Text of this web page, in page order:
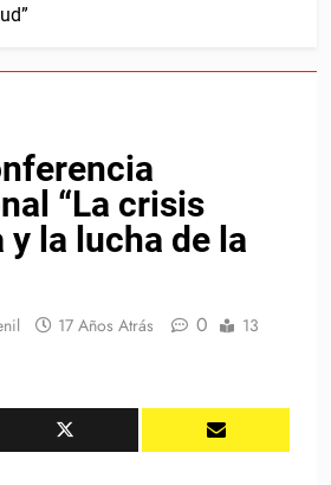
“La crisis
la lucha de la
17 Años Atrás 0
13